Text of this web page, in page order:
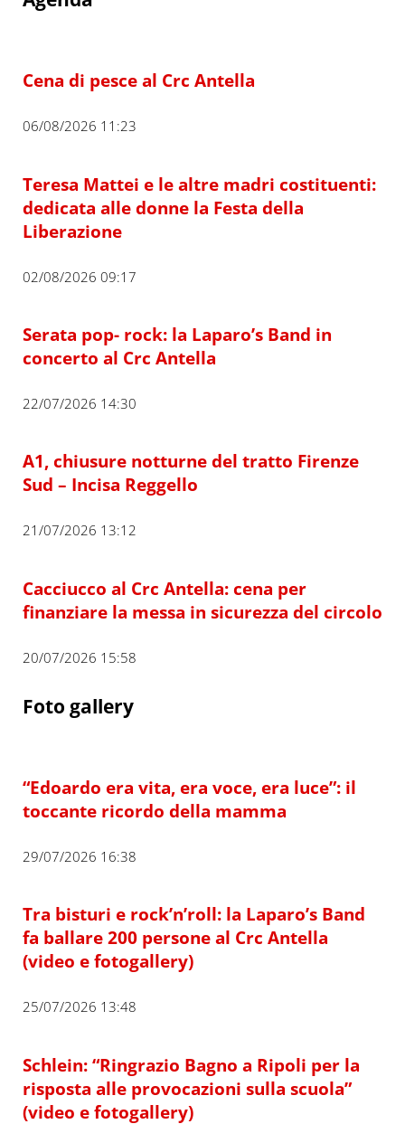
Cena di pesce al Crc Antella
06/08/2026 11:23
Teresa Mattei e le altre madri costituenti:
dedicata alle donne la Festa della
Liberazione
02/08/2026 09:17
Serata pop- rock: la Laparo’s Band in
concerto al Crc Antella
22/07/2026 14:30
A1, chiusure notturne del tratto Firenze
Sud – Incisa Reggello
21/07/2026 13:12
Cacciucco al Crc Antella: cena per
finanziare la messa in sicurezza del circolo
20/07/2026 15:58
Foto gallery
“Edoardo era vita, era voce, era luce”: il
toccante ricordo della mamma
29/07/2026 16:38
Tra bisturi e rock’n’roll: la Laparo’s Band
fa ballare 200 persone al Crc Antella
(video e fotogallery)
25/07/2026 13:48
Schlein: “Ringrazio Bagno a Ripoli per la
risposta alle provocazioni sulla scuola”
(video e fotogallery)